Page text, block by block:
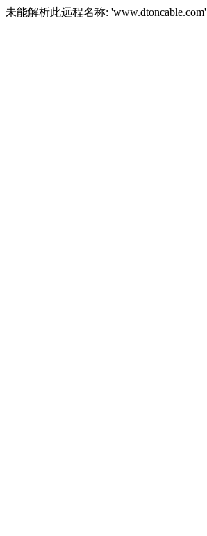
未能解析此远程名称: 'www.dtoncable.com'